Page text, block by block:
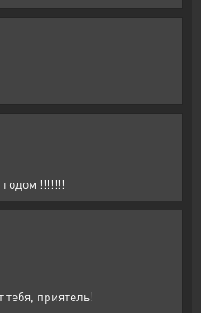
!!!!!!!
тебя, приятель!